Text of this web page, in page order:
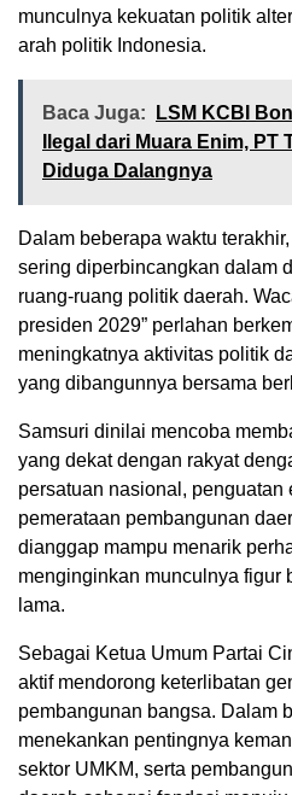
munculnya kekuatan politik
arah politik Indonesia.
Baca Juga:
LSM KCBI
Ilegal dari Muara Enim, PT
Diduga Dalangnya
Dalam beberapa waktu
sering diperbincangkan dalam
ruang-ruang politik daerah.
presiden 2029” perlahan
meningkatnya aktivitas politik
yang dibangunnya bersama
Samsuri dinilai mencoba
yang dekat dengan rakyat
persatuan nasional, penguatan
pemerataan pembangunan
dianggap mampu menarik
menginginkan munculnya figur
lama.
Sebagai Ketua Umum Partai
aktif mendorong keterlibatan
pembangunan bangsa. Dalam
menekankan pentingnya
sektor UMKM, serta